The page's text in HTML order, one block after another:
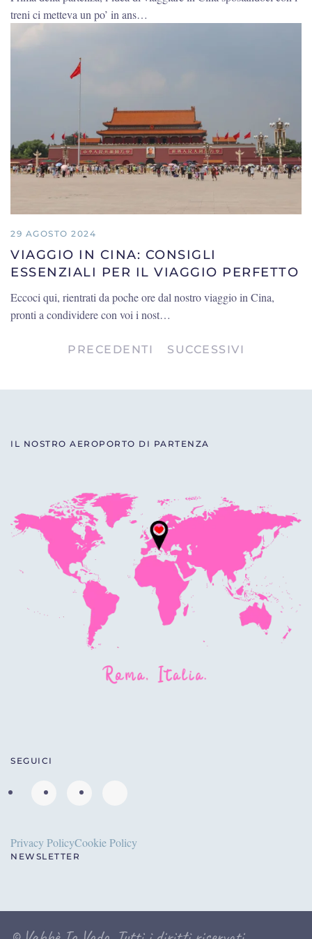
treni ci metteva un po’ in ans…
29 AGOSTO 2024
VIAGGIO IN CINA: CONSIGLI
ESSENZIALI PER IL VIAGGIO PERFETTO
Eccoci qui, rientrati da poche ore dal nostro viaggio in Cina,
pronti a condividere con voi i nost…
PRECEDENTI SUCCESSIVI
IL NOSTRO AEROPORTO DI PARTENZA
SEGUICI
Privacy PolicyCookie Policy
NEWSLETTER